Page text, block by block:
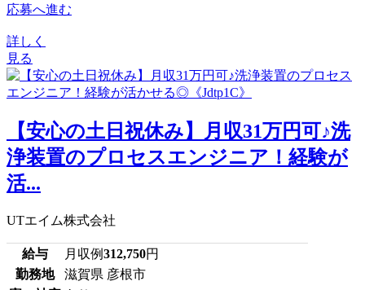
応募へ進む
詳しく
見る
【安心の土日祝休み】月収31万円可♪洗
浄装置のプロセスエンジニア！経験が
活...
UTエイム株式会社
給与 月収例312,750円
勤務地
滋賀県 彦根市